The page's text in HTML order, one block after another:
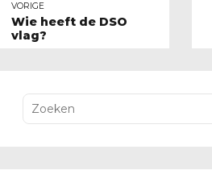
VORIGE
Wie heeft de DSO
vlag?